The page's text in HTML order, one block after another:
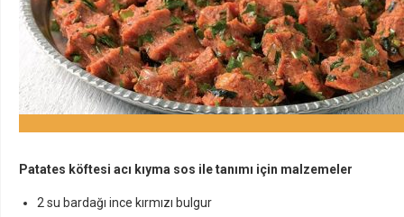
Patates köftesi acı kıyma sos ile tanımı için malzemeler
2 su bardağı ince kırmızı bulgur